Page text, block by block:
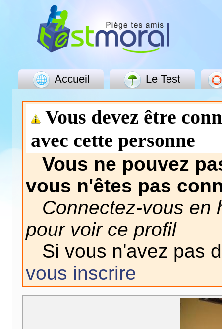
Accueil Le Test
Vous devez être
avec cette personne
Vous ne pouvez
vous n'êtes pas
Connectez-vous en
pour voir ce profil
Si vous n'avez pas
vous inscrire